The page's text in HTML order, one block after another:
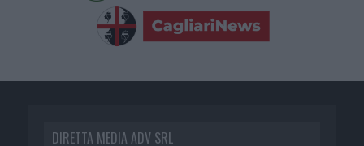
DIRETTA MEDIA ADV SRL